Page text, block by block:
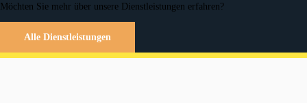
Möchten Sie mehr über unsere Dienstleistungen erfahren?
Alle Dienstleistungen